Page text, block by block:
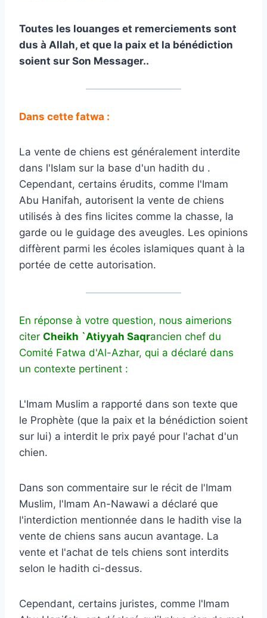
Toutes les louanges et remerciements sont
dus à Allah, et que la paix et la bénédiction
soient sur Son Messager..
Dans cette fatwa :
La vente de chiens est généralement interdite
dans l'Islam sur la base d'un hadith du .
Cependant, certains érudits, comme l'Imam
Abu Hanifah, autorisent la vente de chiens
utilisés à des fins licites comme la chasse, la
garde ou le guidage des aveugles. Les opinions
diffèrent parmi les écoles islamiques quant à la
portée de cette autorisation.
En réponse à votre question, nous aimerions
citer Cheikh `Atiyyah Saqrancien chef du
Comité Fatwa d'Al-Azhar, qui a déclaré dans
un contexte pertinent :
L'Imam Muslim a rapporté dans son texte que
le Prophète (que la paix et la bénédiction soient
sur lui) a interdit le prix payé pour l'achat d'un
chien.
Dans son commentaire sur le récit de l'Imam
Muslim, l'Imam An-Nawawi a déclaré que
l'interdiction mentionnée dans le hadith vise la
vente de chiens sans aucun avantage. La
vente et l'achat de tels chiens sont interdits
selon le hadith ci-dessus.
Cependant, certains juristes, comme l'Imam